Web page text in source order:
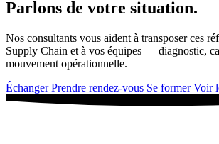
Parlons de votre situation.
Nos consultants vous aident à transposer ces
Supply Chain et à vos équipes — diagnostic,
mouvement opérationnelle.
Échanger Prendre rendez-vous Se former Voir